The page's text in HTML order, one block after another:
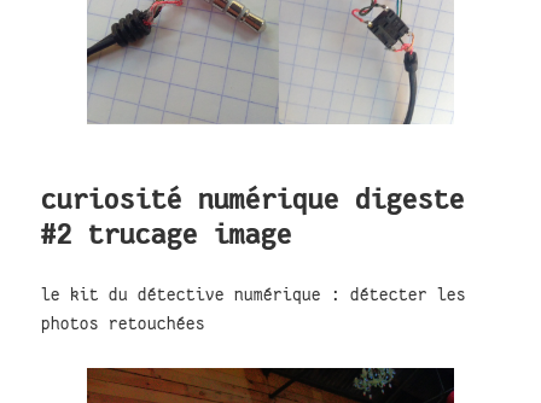
curiosité numérique digeste
#2 trucage image
le kit du détective numérique : détecter les
photos retouchées